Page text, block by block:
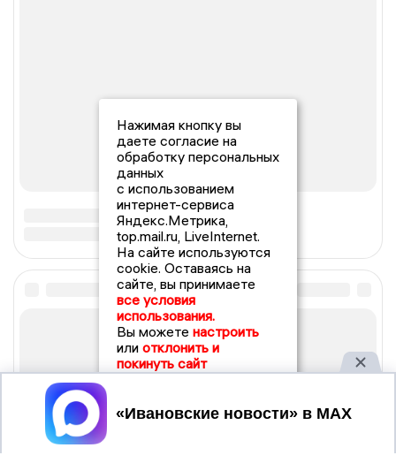
Нажимая кнопку вы
даете согласие на
обработку персональных
данных
с использованием
интернет-сервиса
Яндекс.Метрика,
top.mail.ru, LiveInternet.
На сайте используются
cookie. Оставаясь на
сайте, вы принимаете
все условия
использования.
Вы можете настроить
или отклонить и
покинуть сайт
Принять